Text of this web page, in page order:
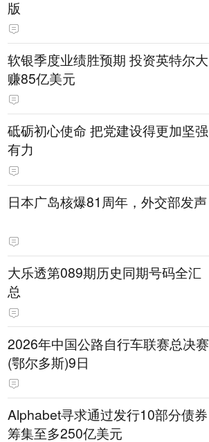
版
软银季度业绩胜预期 投资英特尔大
赚85亿美元
砥砺初心使命 把党建设得更加坚强
有力
日本广岛核爆81周年，外交部发声
大乐透第089期历史同期号码全汇
总
2026年中国公路自行车联赛总决赛
(鄂尔多斯)9日
Alphabet寻求通过发行10部分债券
筹集至多250亿美元